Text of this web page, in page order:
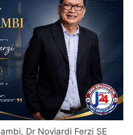
Dr Noviardi Ferzi SE